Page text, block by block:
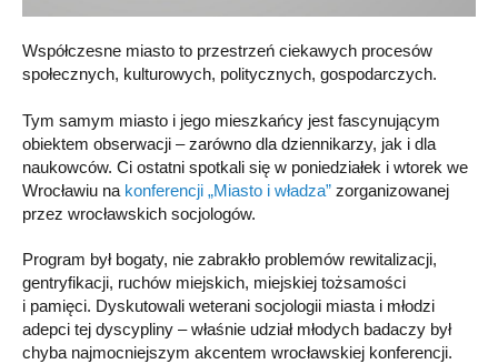
Współczesne miasto to przestrzeń ciekawych procesów
społecznych, kulturowych, politycznych, gospodarczych.
Tym samym miasto i jego mieszkańcy jest fascynującym
obiektem obserwacji – zarówno dla dziennikarzy, jak i dla
naukowców. Ci ostatni spotkali się w poniedziałek i wtorek we
Wrocławiu na konferencji „Miasto i władza” zorganizowanej
przez wrocławskich socjologów.
Program był bogaty, nie zabrakło problemów rewitalizacji,
gentryfikacji, ruchów miejskich, miejskiej tożsamości
i pamięci. Dyskutowali weterani socjologii miasta i młodzi
adepci tej dyscypliny – właśnie udział młodych badaczy był
chyba najmocniejszym akcentem wrocławskiej konferencji.